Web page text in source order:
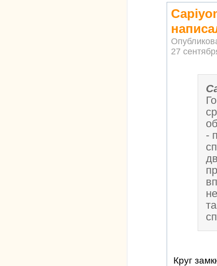
27
-
Круг